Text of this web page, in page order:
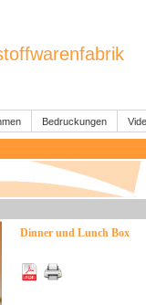
Bedruckungen
Dinner und Lunch Box